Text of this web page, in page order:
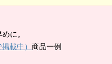
に。
載中） 商品一例